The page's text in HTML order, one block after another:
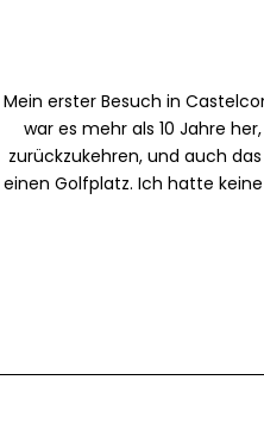
Mein erster Besuch in
war es mehr als 10 Jahre
zurückzukehren, und auch
einen Golfplatz. Ich hatte